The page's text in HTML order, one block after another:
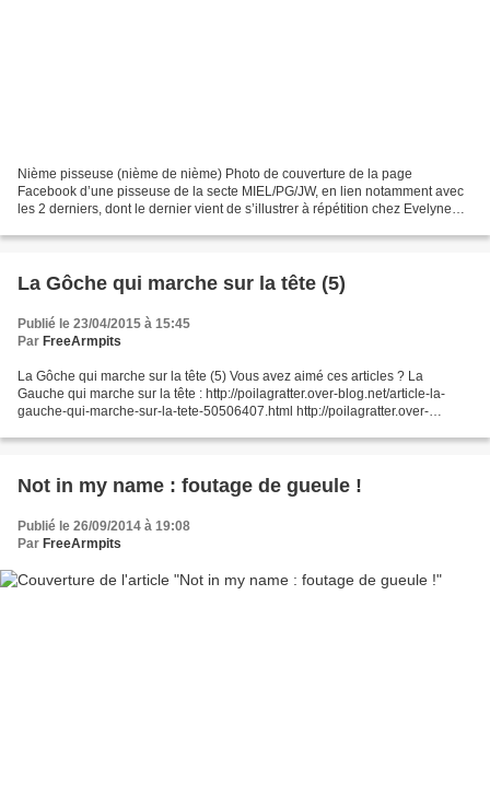
Nième pisseuse (nième de nième) Photo de couverture de la page
Facebook d’une pisseuse de la secte MIEL/PG/JW, en lien notamment avec
les 2 derniers, dont le dernier vient de s’illustrer à répétition chez Evelyne
La Gôche qui marche sur la tête (5)
Publié le 23/04/2015 à 15:45
Par FreeArmpits
La Gôche qui marche sur la tête (5) Vous avez aimé ces articles ? La
Gauche qui marche sur la tête : http://poilagratter.over-blog.net/article-la-
gauche-qui-marche-sur-la-tete-50506407.html http://poilagratter.over-
Not in my name : foutage de gueule !
Publié le 26/09/2014 à 19:08
Par FreeArmpits